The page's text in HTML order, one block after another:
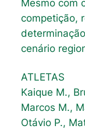
Mesmo com
competição,
cenário
ATLETAS
Kaique M.,
Marcos M.,
Otávio P.,